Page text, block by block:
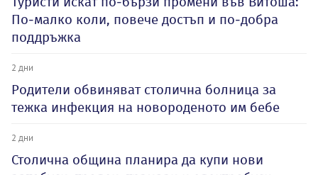
По-малко коли, повече достъп и по-добра
поддръжка
2 дни
Родители обвиняват столична болница за
тежка инфекция на новороденото им бебе
2 дни
Столична община планира да купи нови